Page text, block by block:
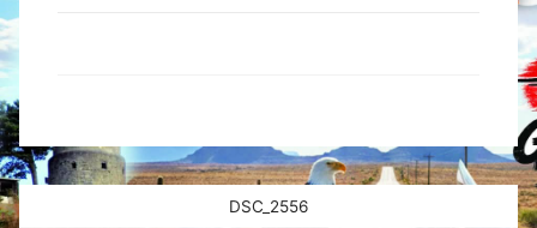
Navigation
DSC_2556